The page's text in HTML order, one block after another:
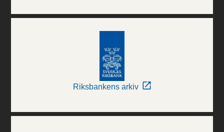
Riksbankens arkiv